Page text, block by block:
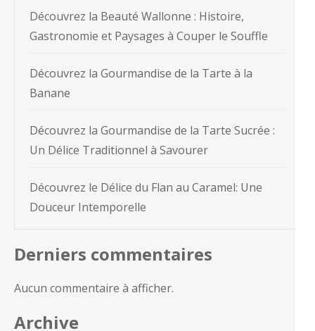
Découvrez la Beauté Wallonne : Histoire,
Gastronomie et Paysages à Couper le Souffle
Découvrez la Gourmandise de la Tarte à la
Banane
Découvrez la Gourmandise de la Tarte Sucrée :
Un Délice Traditionnel à Savourer
Découvrez le Délice du Flan au Caramel: Une
Douceur Intemporelle
Derniers commentaires
Aucun commentaire à afficher.
Archive